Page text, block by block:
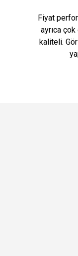
Fiyat
ayrıca
kaliteli.